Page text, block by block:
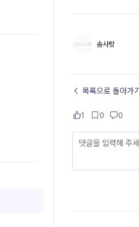
솜사탕
← 목록으로 돌아가
1 0 0